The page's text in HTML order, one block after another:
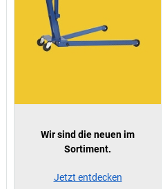
Wir sind die neuen im
Sortiment.
Jetzt entdecken